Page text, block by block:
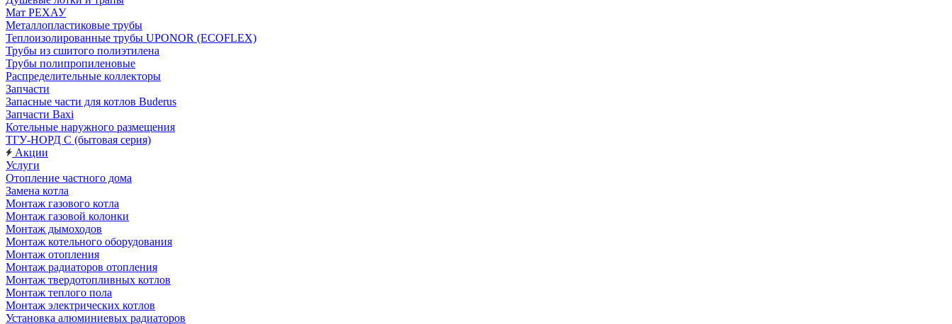
Мат РЕХАУ
Металлопластиковые трубы
Теплоизолированные трубы UPONOR (ECOFLEX)
Трубы из сшитого полиэтилена
Трубы полипропиленовые
Распределительные коллекторы
Запчасти
Запасные части для котлов Buderus
Запчасти Baxi
Котельные наружного размещения
ТГУ-НОРД С (бытовая серия)
Акции
Услуги
Отопление частного дома
Замена котла
Монтаж газового котла
Монтаж газовой колонки
Монтаж дымоходов
Монтаж котельного оборудования
Монтаж отопления
Монтаж радиаторов отопления
Монтаж твердотопливных котлов
Монтаж теплого пола
Монтаж электрических котлов
Установка алюминиевых радиаторов